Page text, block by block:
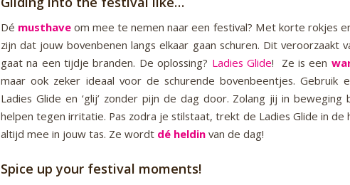
Dé musthave om mee te nemen naar een festival? Met korte rokjes
zijn dat jouw bovenbenen langs elkaar gaan schuren. Dit veroorzaakt
gaat na een tijdje branden. De oplossing? Ladies Glide! Ze is een
maar ook zeker ideaal voor de schurende bovenbeentjes. Gebruik
Ladies Glide en ‘glij’ zonder pijn de dag door. Zolang jij in beweging
helpen tegen irritatie. Pas zodra je stilstaat, trekt de Ladies Glide in de
altijd mee in jouw tas. Ze wordt dé heldin van de dag!
Spice up your festival moments!